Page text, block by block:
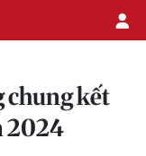
chung kết
2024